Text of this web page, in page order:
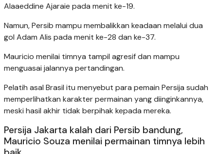
Alaaeddine Ajaraie pada menit ke-19.
Namun, Persib mampu membalikkan keadaan melalui dua
gol Adam Alis pada menit ke-28 dan ke-37.
Mauricio menilai timnya tampil agresif dan mampu
menguasai jalannya pertandingan.
Pelatih asal Brasil itu menyebut para pemain Persija sudah
memperlihatkan karakter permainan yang diinginkannya,
meski hasil akhir tidak berpihak kepada mereka.
Persija Jakarta kalah dari Persib bandung,
Mauricio Souza menilai permainan timnya lebih